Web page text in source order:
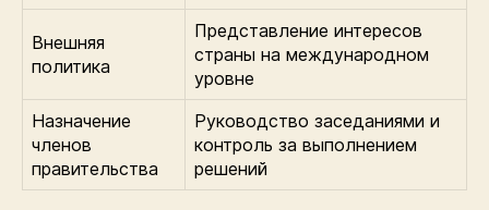
Внешняя
политика
Представление интересов
страны на международном
уровне
Назначение
членов
правительства
Руководство заседаниями и
контроль за выполнением
решений